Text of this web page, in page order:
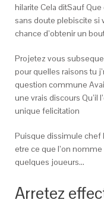
hilarite Cela ditSauf
sans doute plebiscite si
chance d’obtenir un
Projetez vous
pour quelles raisons tu
question commune
une vrais discours Qu’il
unique felicitation
Puisque dissimule chef
etre ce que l’on
quelques joueurs…
Arretez